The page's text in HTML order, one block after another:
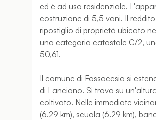
ed è ad uso residenziale.
costruzione di 5,5 vani. Il
ripostiglio di proprietà ubicato
una categoria catastale C/2,
50,61.
Il comune di Fossacesia si
di Lanciano. Si trova su
coltivato. Nelle immediate
(6.29 km), scuola (6.29 km),